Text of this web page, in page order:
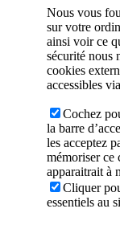
Nous vous
sur votre
ainsi voir ce
sécurité nous
cookies
accessibles
Cochez
la barre
les acceptez
mémoriser ce
apparaitrait à
Cliquer
essentiels au